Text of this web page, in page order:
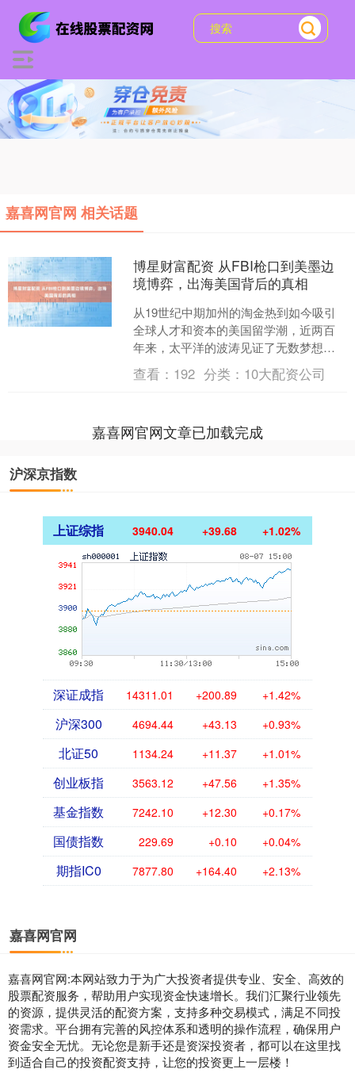
嘉喜网官网 相关话题
博星财富配资 从FBI枪口到美墨边
境博弈，出海美国背后的真相
从19世纪中期加州的淘金热到如今吸引
全球人才和资本的美国留学潮，近两百
年来，太平洋的波涛见证了无数梦想家
从东方向西方的奔赴。顾斌是这段历史
中的一位重要人物。自2....
查看： 192 分类： 10大配资公司
嘉喜网官网文章已加载完成
沪深京指数
上证综指 3940.04 +39.68 +1.02%
深证成指 14311.01 +200.89 +1.42%
沪深300 4694.44 +43.13 +0.93%
北证50 1134.24 +11.37 +1.01%
创业板指 3563.12 +47.56 +1.35%
基金指数 7242.10 +12.30 +0.17%
国债指数 229.69 +0.10 +0.04%
期指IC0 7877.80 +164.40 +2.13%
嘉喜网官网
嘉喜网官网:本网站致力于为广大投资者提供专业、安全、高效的
股票配资服务，帮助用户实现资金快速增长。我们汇聚行业领先
的资源，提供灵活的配资方案，支持多种交易模式，满足不同投
资需求。平台拥有完善的风控体系和透明的操作流程，确保用户
资金安全无忧。无论您是新手还是资深投资者，都可以在这里找
到适合自己的投资配资支持，让您的投资更上一层楼！